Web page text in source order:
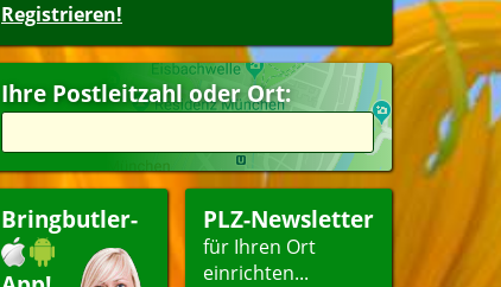
Registrieren!
Ihre Postleitzahl oder Ort:
Bringbutler- PLZ-Newsletter
für Ihren Ort
einrichten...